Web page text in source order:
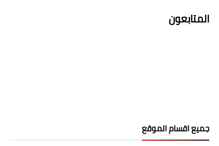
المتابعون
جميع اقسام الموقع